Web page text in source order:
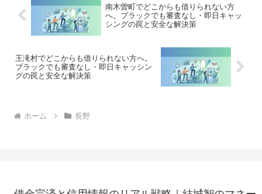
南木曽町でどこからも借りられない方
へ。ブラックでも審査なし・即日キャッ
シングの罠と安全な解決策
王滝村でどこからも借りられない方へ。
ブラックでも審査なし・即日キャッシン
グの罠と安全な解決策
ホーム 長野